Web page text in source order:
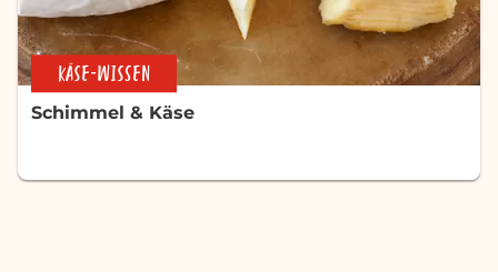
KÄSE-WISSEN
Schimmel & Käse